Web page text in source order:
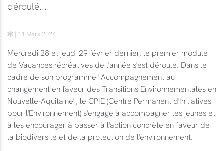
déroulé...
| 11 Mars 2024
Mercredi 28 et jeudi 29 février dernier, le premier module
de Vacances récréatives de l'année s'est déroulé. Dans le
cadre de son programme "Accompagnement au
changement en faveur des Transitions Environnementales en
Nouvelle-Aquitaine", le CPIE (Centre Permanent d'Initiatives
pour l'Environnement) s'engage à accompagner les jeunes et
à les encourager à passer à l'action concrète en faveur de
la biodiversité et de la protection de l'environnement.